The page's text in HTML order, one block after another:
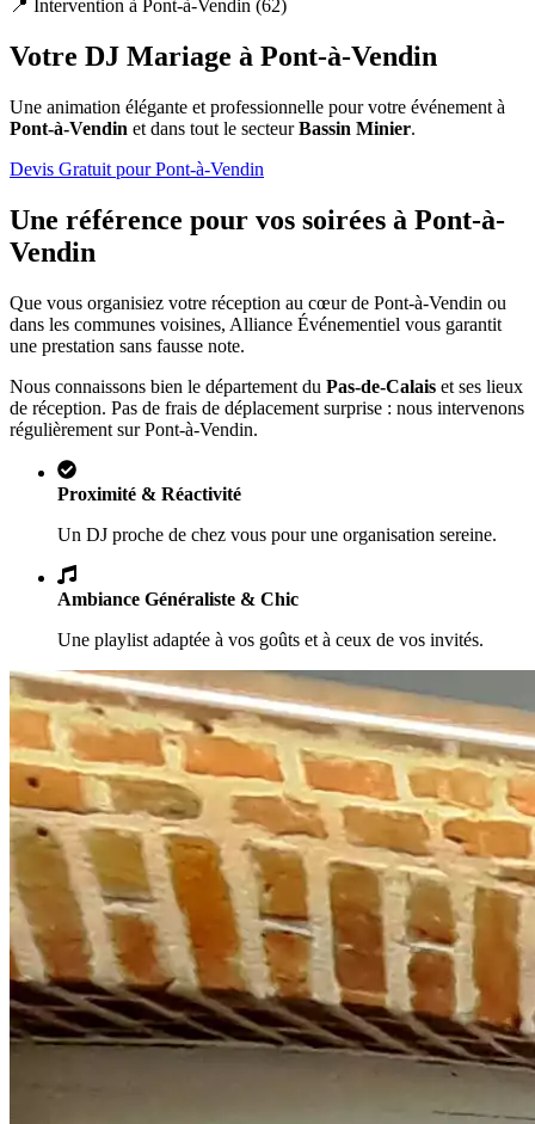
📍 Intervention à Pont-à-Vendin (62)
Votre DJ Mariage à Pont-à-Vendin
Une animation élégante et professionnelle pour votre événement à
Pont-à-Vendin et dans tout le secteurBassin Minier.
Devis Gratuit pourPont-à-Vendin
Une référence pour vos soirées à Pont-à-
Vendin
Que vous organisiez votre réception au cœur de Pont-à-Vendin ou
dans les communes voisines, Alliance Événementiel vous garantit
une prestation sans fausse note.
Nous connaissons bien le département du Pas-de-Calais et ses lieux
de réception. Pas de frais de déplacement surprise : nous intervenons
régulièrement surPont-à-Vendin.
Proximité & Réactivité
Un DJ proche de chez vous pour une organisation sereine.
Ambiance Généraliste & Chic
Une playlist adaptée à vos goûts et à ceux de vos invités.